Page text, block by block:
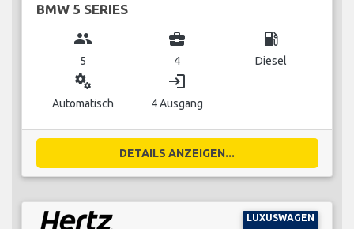
BMW 5 SERIES
group
5
business_center
4
local_gas_station
Diesel
miscellaneous_services
Automatisch
login
4 Ausgang
DETAILS ANZEIGEN...
LUXUSWAGEN